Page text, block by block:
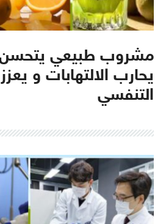
مشروب طبيعي
يحارب الالتهابات و يعزز
التنفسي